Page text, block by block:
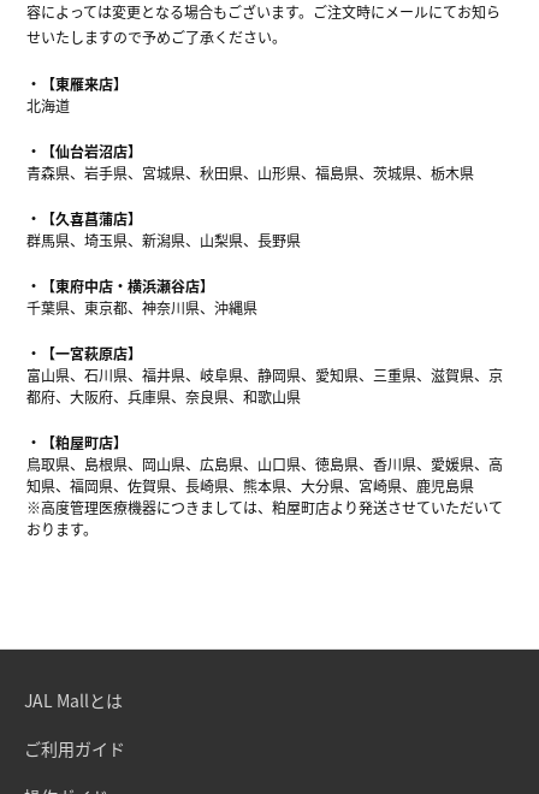
容によっては変更となる場合もございます。ご注文時にメールにてお知ら
せいたしますので予めご了承ください。
【東雁来店】
北海道
【仙台岩沼店】
青森県、岩手県、宮城県、秋田県、山形県、福島県、茨城県、栃木県
【久喜菖蒲店】
群馬県、埼玉県、新潟県、山梨県、長野県
【東府中店・横浜瀬谷店】
千葉県、東京都、神奈川県、沖縄県
【一宮萩原店】
富山県、石川県、福井県、岐阜県、静岡県、愛知県、三重県、滋賀県、京
都府、大阪府、兵庫県、奈良県、和歌山県
【粕屋町店】
鳥取県、島根県、岡山県、広島県、山口県、徳島県、香川県、愛媛県、高
知県、福岡県、佐賀県、長崎県、熊本県、大分県、宮崎県、鹿児島県
※高度管理医療機器につきましては、粕屋町店より発送させていただいて
おります。
JAL Mallとは
ご利用ガイド